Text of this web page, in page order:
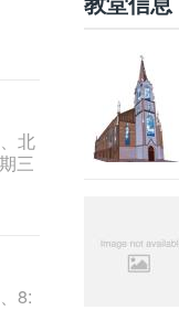
北
三
8: